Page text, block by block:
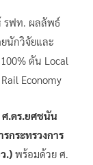
รฟท. ผลลัพธ์
นักวิจัยและ
ดัน Local
Economy
ศ.ดร.ยศชนัน
กระทรวงการ
.) พร้อมด้วย ศ.